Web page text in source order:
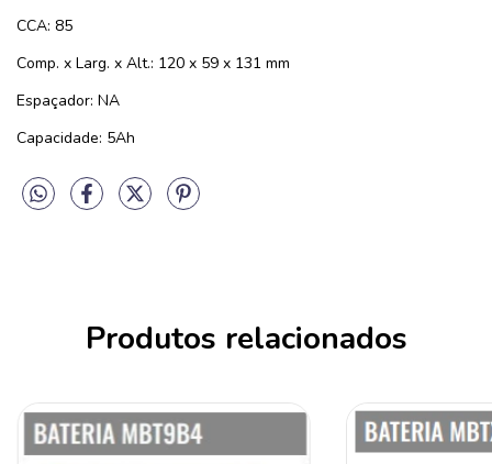
CCA: 85
Comp. x Larg. x Alt.: 120 x 59 x 131 mm
Espaçador: NA
Capacidade: 5Ah
Produtos relacionados